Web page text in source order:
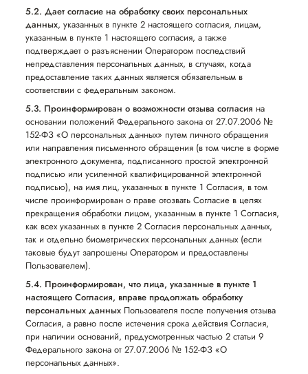
5.2. Дает согласие на обработку своих персональных
данных, указанных в пункте 2 настоящего согласия, лицам,
указанным в пункте 1 настоящего согласия, а также
подтверждает о разъяснении Оператором последствий
непредставления персональных данных, в случаях, когда
предоставление таких данных является обязательным в
соответствии с федеральным законом.
5.3. Проинформирован о возможности отзыва согласия на
основании положений Федерального закона от 27.07.2006 №
152-ФЗ «О персональных данных» путем личного обращения
или направления письменного обращения (в том числе в форме
электронного документа, подписанного простой электронной
подписью или усиленной квалифицированной электронной
подписью), на имя лиц, указанных в пункте 1 Согласия, в том
числе проинформирован о праве отозвать Согласие в целях
прекращения обработки лицом, указанным в пункте 1 Согласия,
как всех указанных в пункте 2 Согласия персональных данных,
так и отдельно биометрических персональных данных (если
таковые будут запрошены Оператором и предоставлены
Пользователем).
5.4. Проинформирован, что лица, указанные в пункте 1
настоящего Согласия, вправе продолжать обработку
персональных данных Пользователя после получения отзыва
Согласия, а равно после истечения срока действия Согласия,
при наличии оснований, предусмотренных частью 2 статьи 9
Федерального закона от 27.07.2006 № 152-ФЗ «О
персональных данных».